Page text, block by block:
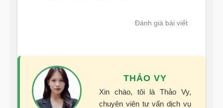
Đánh giá bài viết
THẢO VY
Xin chào, tôi là Thảo Vy,
chuyên viên tư vấn dịch vụ